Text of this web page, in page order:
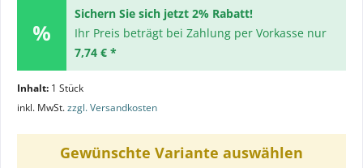
Sichern Sie sich jetzt 2% Rabatt!
Ihr Preis beträgt bei Zahlung per Vorkasse nur
7,74 € *
Inhalt: 1 Stück
inkl. MwSt.zzgl. Versandkosten
Gewünschte Variante auswählen